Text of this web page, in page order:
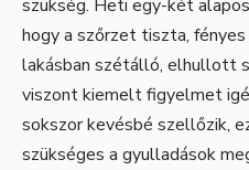
szükség. Heti egy-két
hogy a szőrzet tiszta, fényes
lakásban szétálló, elhullott
viszont kiemelt figyelmet
sokszor kevésbé szellőzik,
szükséges a gyulladások